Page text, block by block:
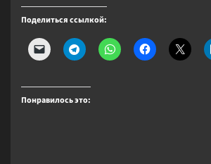
Поделиться ссылкой:
Понравилось это: